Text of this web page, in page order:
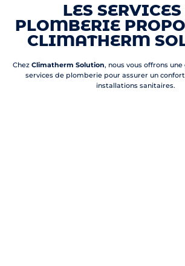
LES SERVICES
PLOMBERIE
CLIMATHERM
Chez Climatherm Solution, nous vous offrons
services de plomberie pour assurer un
installations sanitaires.